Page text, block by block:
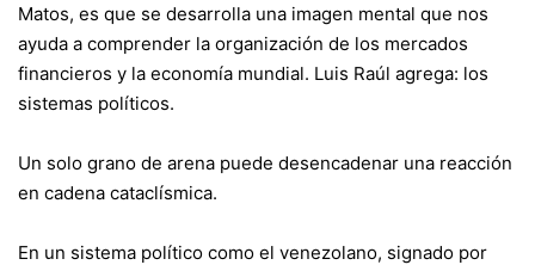
Matos, es que se desarrolla una imagen mental que nos
ayuda a comprender la organización de los mercados
financieros y la economía mundial. Luis Raúl agrega: los
sistemas políticos.
Un solo grano de arena puede desencadenar una reacción
en cadena cataclísmica.
En un sistema político como el venezolano, signado por